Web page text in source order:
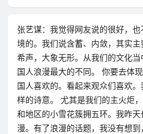
张艺谋：我觉得网友说的很好，
境的。我们说含蓄、内敛，其实
希声，大象无形。从我们的文化
国人浪漫最大的不同。 你要去体
国人喜欢的。看起来观众们喜欢
样的诗意。 尤其是我们的主火炬
和地区的小雪花簇拥五环。我昨
漫。有了浪漫的话题，我没有想